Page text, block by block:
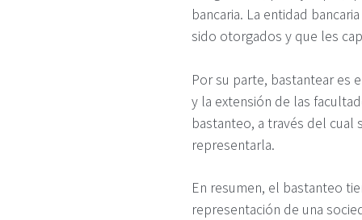
bancaria. La entidad
sido otorgados y que les
Por su parte, bastantear es
y la extensión de las
bastanteo, a través del
representarla.
En resumen, el bastanteo
representación de una